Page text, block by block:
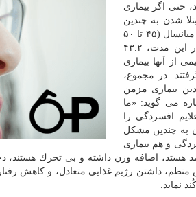
حتی اگر بیماری
شدن به چندین
بیماری مزمن قرار دارند. در این مطالعه، ۷۴۰۷ زن میانسال (۴۵ تا ۵۰
سال) به مدت بالغ بر ۲۰ سال تحت نظر بودند. در این مدت، ۴۳.۲
از آنها بیماری
در مجموع،
به چندین بیماری مزمن
می گوید: «ما
افسردگی را
شدن به چندین مشكل
و هم بیماری
هستد، اضافه وزن داشته و بی تحرك
داشتن رژیم غذایی متعادل، و كاهش
نماید.